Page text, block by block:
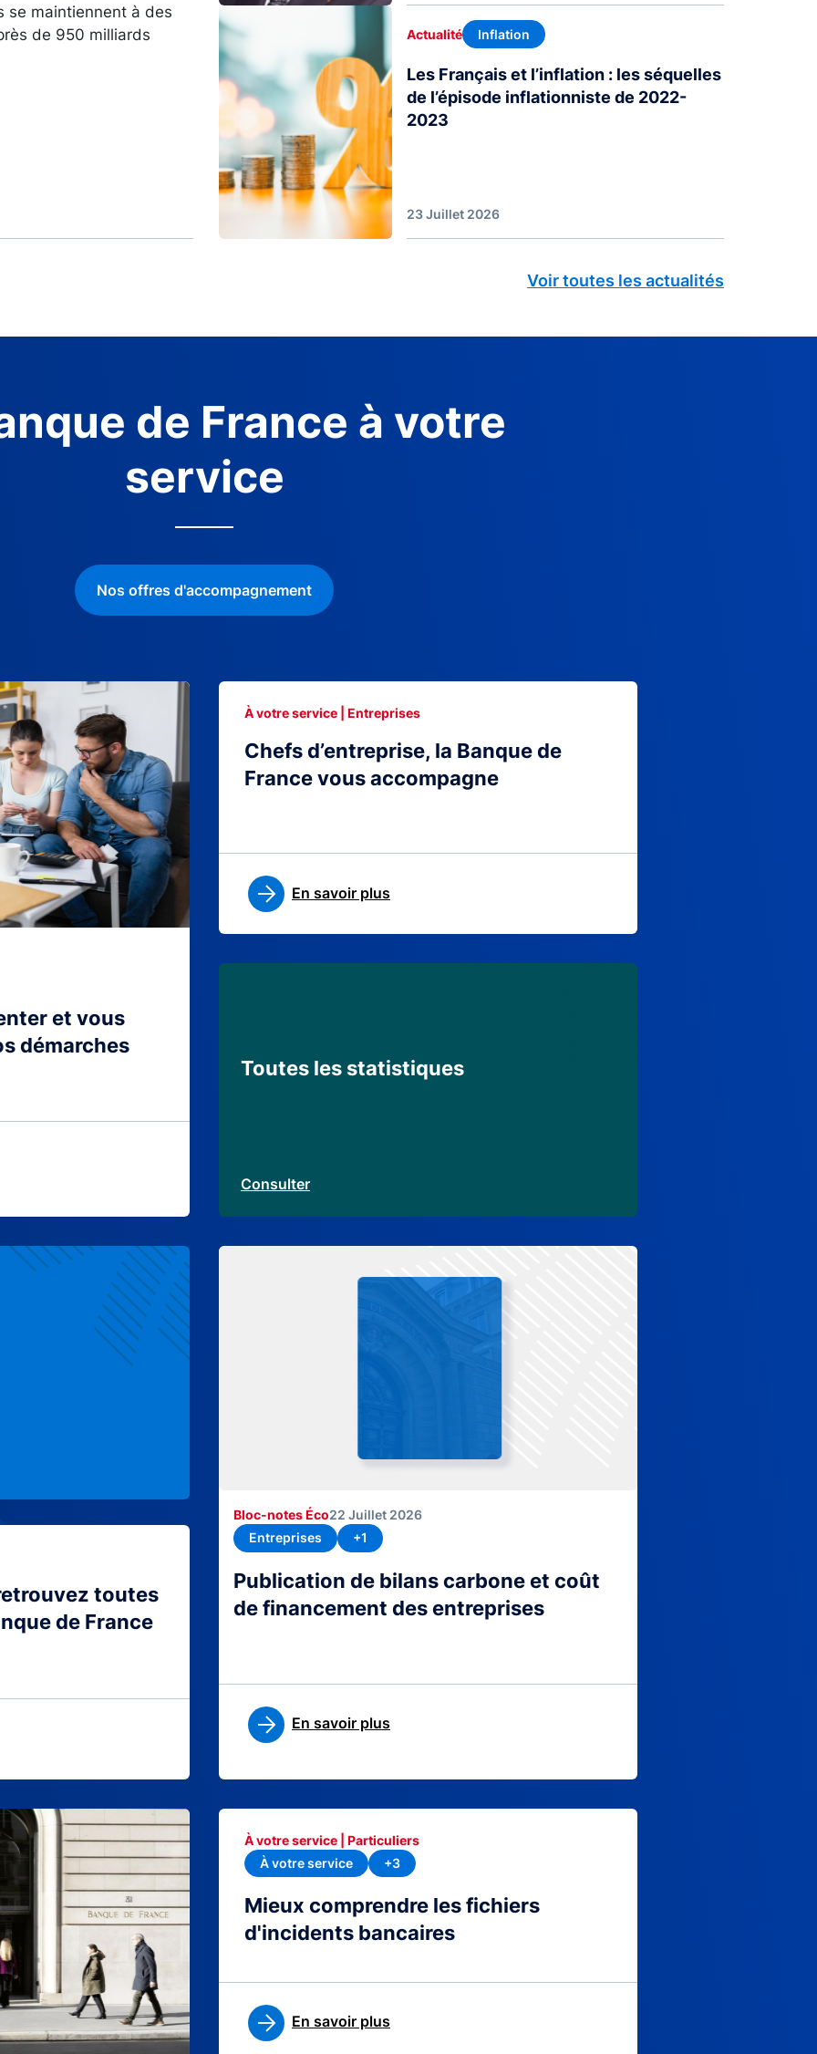
se maintiennent à des
de 950 milliards
Image
Actualité Inflation
Les Français et l’inflation : les séquelles
de l’épisode inflationniste de 2022-
2023
23 Juillet 2026
Voir toutes les actualités
de France à votre
service
Nos offres d'accompagnement
et vous
démarches
Chefs d’entreprise, la Banque de
France vous accompagne
À votre service | Entreprises
En savoir plus
Toutes les statistiques
Consulter
Publication de bilans carbone et coût
de financement des entreprises
Bloc-notes Éco22 Juillet 2026
Entreprises
+1
En savoir plus
toutes
de France
Mieux comprendre les fichiers
d'incidents bancaires
À votre service | Particuliers
À votre service
+3
En savoir plus